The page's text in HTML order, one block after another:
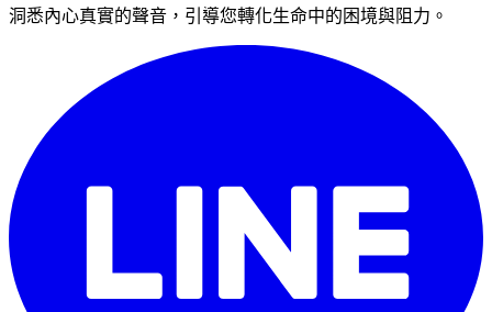
洞悉內心真實的聲音，引導您轉化生命中的困境與阻力。